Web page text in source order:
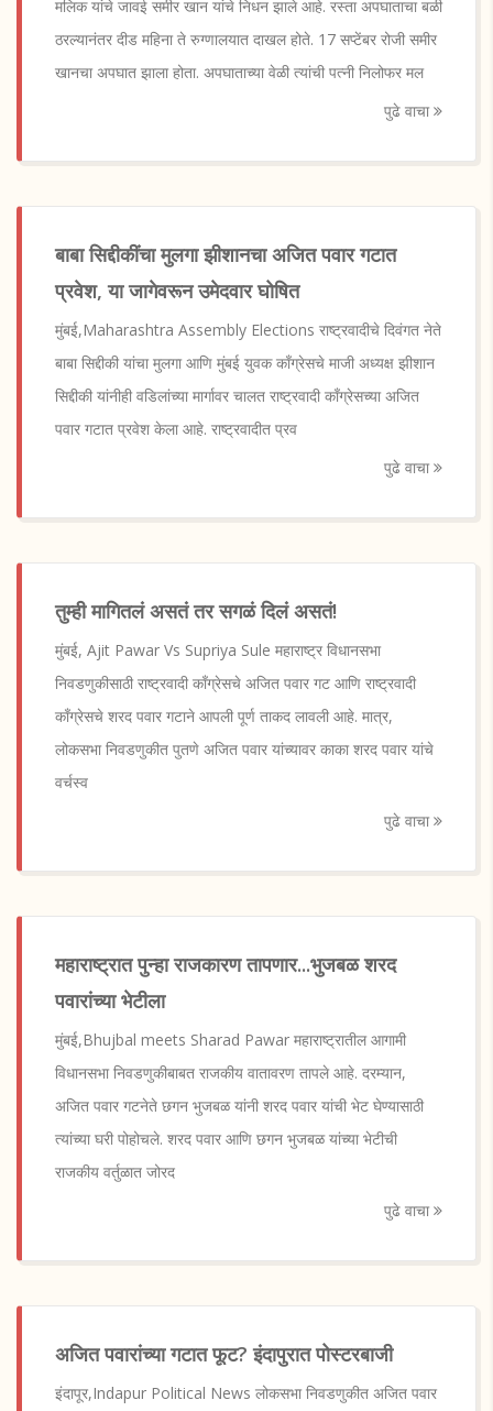
मलिक यांचे जावई समीर खान यांचे निधन झाले आहे. रस्ता अपघाताचा बळी
ठरल्यानंतर दीड महिना ते रुग्णालयात दाखल होते. 17 सप्टेंबर रोजी समीर
खानचा अपघात झाला होता. अपघाताच्या वेळी त्यांची पत्नी निलोफर मल
पुढे वाचा
बाबा सिद्दीकींचा मुलगा झीशानचा अजित पवार गटात
प्रवेश, या जागेवरून उमेदवार घोषित
मुंबई,Maharashtra Assembly Elections राष्ट्रवादीचे दिवंगत नेते
बाबा सिद्दीकी यांचा मुलगा आणि मुंबई युवक काँग्रेसचे माजी अध्यक्ष झीशान
सिद्दीकी यांनीही वडिलांच्या मार्गावर चालत राष्ट्रवादी काँग्रेसच्या अजित
पवार गटात प्रवेश केला आहे. राष्ट्रवादीत प्रव
पुढे वाचा
तुम्ही मागितलं असतं तर सगळं दिलं असतं!
मुंबई, Ajit Pawar Vs Supriya Sule महाराष्ट्र विधानसभा
निवडणुकीसाठी राष्ट्रवादी काँग्रेसचे अजित पवार गट आणि राष्ट्रवादी
काँग्रेसचे शरद पवार गटाने आपली पूर्ण ताकद लावली आहे. मात्र,
लोकसभा निवडणुकीत पुतणे अजित पवार यांच्यावर काका शरद पवार यांचे
वर्चस्व
पुढे वाचा
महाराष्ट्रात पुन्हा राजकारण तापणार...भुजबळ शरद
पवारांच्या भेटीला
मुंबई,Bhujbal meets Sharad Pawar महाराष्ट्रातील आगामी
विधानसभा निवडणुकीबाबत राजकीय वातावरण तापले आहे. दरम्यान,
अजित पवार गटनेते छगन भुजबळ यांनी शरद पवार यांची भेट घेण्यासाठी
त्यांच्या घरी पोहोचले. शरद पवार आणि छगन भुजबळ यांच्या भेटीची
राजकीय वर्तुळात जोरद
पुढे वाचा
अजित पवारांच्या गटात फूट? इंदापुरात पोस्टरबाजी
इंदापूर,Indapur Political News लोकसभा निवडणुकीत अजित पवार